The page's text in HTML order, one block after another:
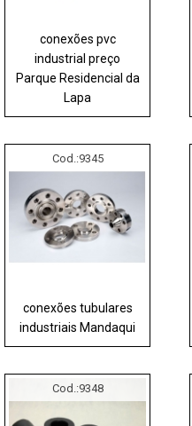
conexões pvc
industrial preço
Parque Residencial da
Lapa
Cod.:9345
conexões tubulares
industriais Mandaqui
Cod.:9348